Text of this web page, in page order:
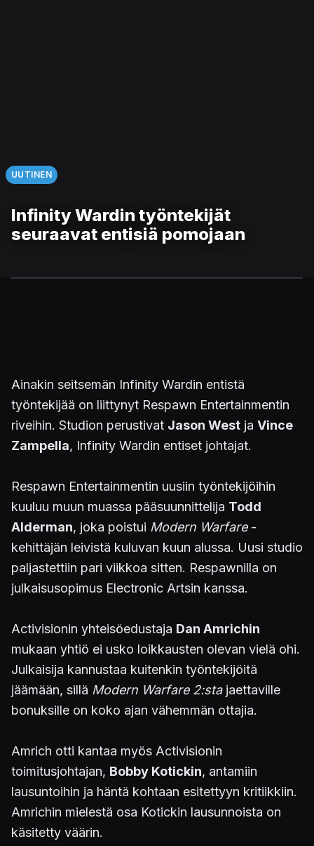
UUTINEN
Infinity Wardin työntekijät
seuraavat entisiä pomojaan
Ainakin seitsemän Infinity Wardin entistä
työntekijää on liittynyt Respawn Entertainmentin
riveihin. Studion perustivat Jason West ja Vince
Zampella, Infinity Wardin entiset johtajat.
Respawn Entertainmentin uusiin työntekijöihin
kuuluu muun muassa pääsuunnittelija Todd
Alderman, joka poistui Modern Warfare-
kehittäjän leivistä kuluvan kuun alussa. Uusi studio
paljastettiin pari viikkoa sitten. Respawnilla on
julkaisusopimus Electronic Artsin kanssa.
Activisionin yhteisöedustaja Dan Amrichin
mukaan yhtiö ei usko loikkausten olevan vielä ohi.
Julkaisija kannustaa kuitenkin työntekijöitä
jäämään, sillä Modern Warfare 2:stajaettaville
bonuksille on koko ajan vähemmän ottajia.
Amrich otti kantaa myös Activisionin
toimitusjohtajan, Bobby Kotickin, antamiin
lausuntoihin ja häntä kohtaan esitettyyn kritiikkiin.
Amrichin mielestä osa Kotickin lausunnoista on
käsitetty väärin.